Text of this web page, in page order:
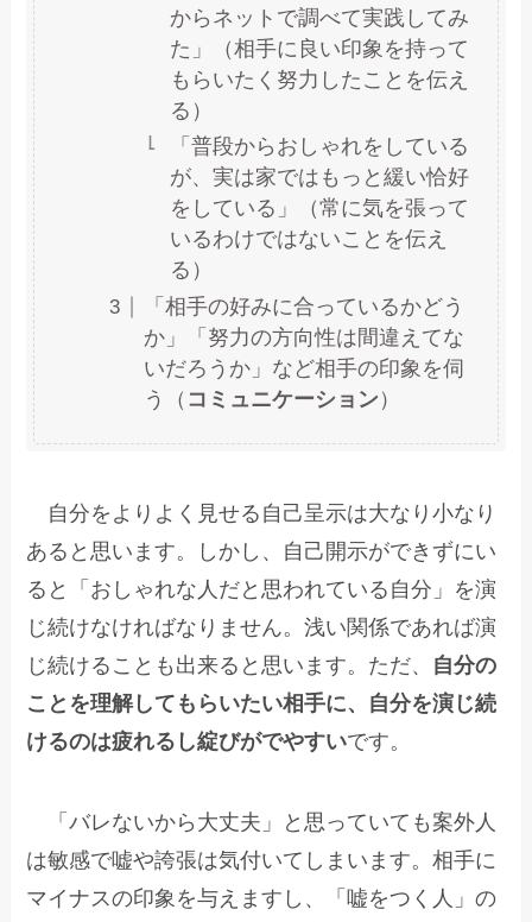
からネットで調べて実践してみ
た」（相手に良い印象を持って
もらいたく努力したことを伝え
る）
「普段からおしゃれをしている
が、実は家ではもっと緩い恰好
をしている」（常に気を張って
いるわけではないことを伝え
る）
「相手の好みに合っているかどう
か」「努力の方向性は間違えてな
いだろうか」など相手の印象を伺
う（ コミュニケーション ）
自分をよりよく見せる自己呈示は大なり小なり
あると思います。しかし、自己開示ができずにい
ると「おしゃれな人だと思われている自分」を演
じ続けなければなりません。浅い関係であれば演
じ続けることも出来ると思います。ただ、 自分の
ことを理解してもらいたい相手に、自分を演じ続
けるのは疲れるし綻びがでやすいです。
「バレないから大丈夫」と思っていても案外人
は敏感で嘘や誇張は気付いてしまいます。相手に
マイナスの印象を与えますし、「嘘をつく人」の